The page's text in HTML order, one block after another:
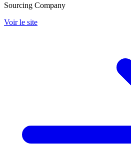
Sourcing Company
Voir le site